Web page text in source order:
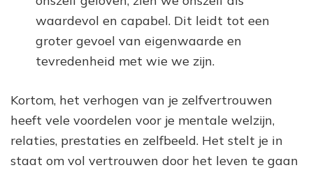
waardevol en capabel. Dit leidt tot een
groter gevoel van eigenwaarde en
tevredenheid met wie we zijn.
Kortom, het verhogen van je zelfvertrouwen
heeft vele voordelen voor je mentale welzijn,
relaties, prestaties en zelfbeeld. Het stelt je in
staat om vol vertrouwen door het leven te gaan